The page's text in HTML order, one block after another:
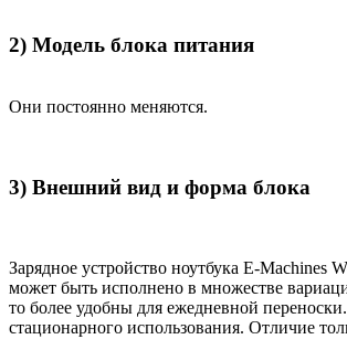
2) Модель блока питания
Они постоянно меняются.
3) Внешний вид и форма блока
Зарядное устройство ноутбука E-Machines
может быть исполнено в множестве
то более удобны для ежедневной
стационарного использования. Отличие